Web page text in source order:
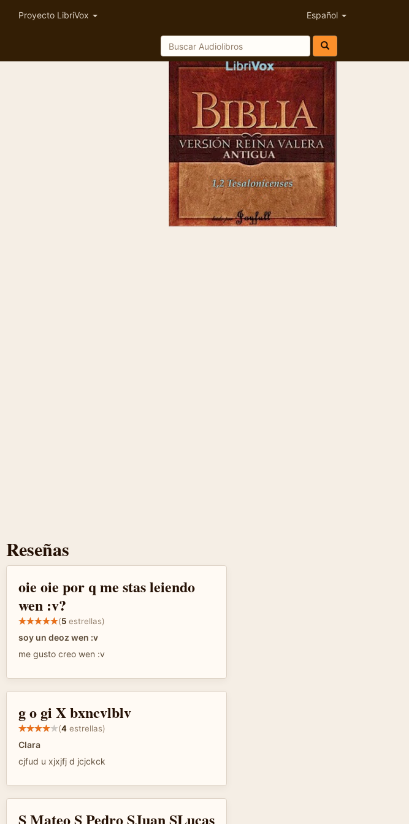
Proyecto LibriVox Español
Reseñas
oie oie por q me stas leiendo
wen :v?
(5 estrellas)
soy un deoz wen :v
me gusto creo wen :v
g o gi X bxncvlblv
(4 estrellas)
Clara
cjfud u xjxjfj d jcjckck
S Mateo S Pedro SJuan SLucas